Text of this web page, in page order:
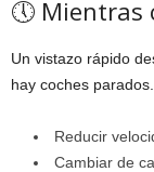
🕔 Mientras
Un vistazo rápido
hay coches
Reducir
Cambiar de